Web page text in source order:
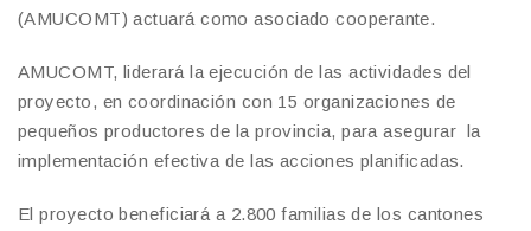
(AMUCOMT) actuará como asociado cooperante.
AMUCOMT, liderará la ejecución de las actividades del
proyecto, en coordinación con 15 organizaciones de
pequeños productores de la provincia, para asegurar la
implementación efectiva de las acciones planificadas.
El proyecto beneficiará a 2.800 familias de los cantones